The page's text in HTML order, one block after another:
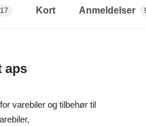
17 Kort Anmeldelser
aps
varebiler og tilbehør til